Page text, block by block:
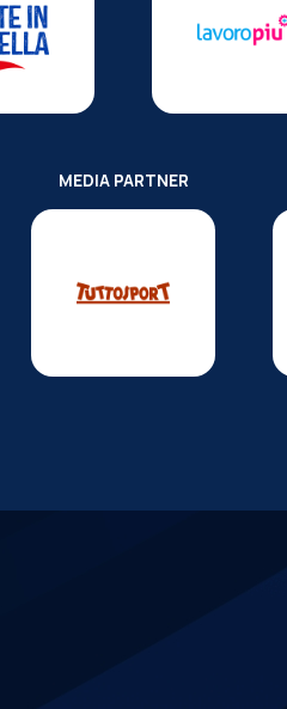
MEDIA PARTNER